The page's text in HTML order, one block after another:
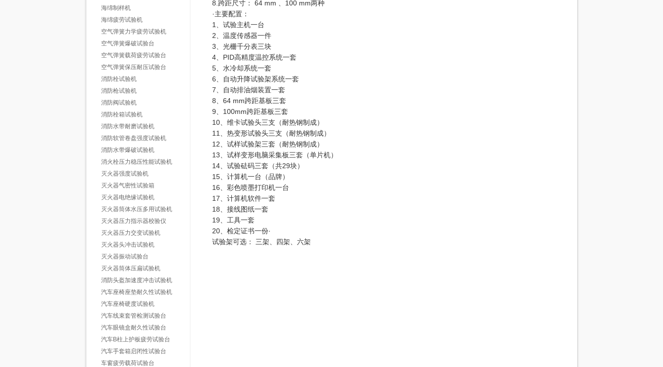
海绵制样机
海绵疲劳试验机
空气弹簧力学疲劳试验机
空气弹簧爆破试验台
空气弹簧载荷疲劳试验台
空气弹簧保压耐压试验台
消防栓试验机
消防枪试验机
消防阀试验机
消防栓箱试验机
消防水带耐磨试验机
消防软管卷盘强度试验机
消防水带爆破试验机
消火栓压力稳压性能试验机
灭火器强度试验机
灭火器气密性试验箱
灭火器电绝缘试验机
灭火器筒体水压多用试验机
灭火器压力指示器校验仪
灭火器压力交变试验机
灭火器头冲击试验机
灭火器振动试验台
灭火器筒体压扁试验机
消防头盔加速度冲击试验机
汽车座椅座垫耐久性试验机
汽车座椅硬度试验机
汽车线束套管检测试验台
汽车眼镜盒耐久性试验台
汽车B柱上护板疲劳试验台
汽车手套箱启闭性试验台
车窗疲劳载荷试验台
8.跨距尺寸： 64 mm 、100 mm两种
·主要配置：
1、试验主机一台
2、温度传感器一件
3、光栅千分表三块
4、PID高精度温控系统一套
5、水冷却系统一套
6、自动升降试验架系统一套
7、自动排油烟装置一套
8、64 mm跨距基板三套
9、100mm跨距基板三套
10、维卡试验头三支（耐热钢制成）
11、热变形试验头三支（耐热钢制成）
12、试样试验架三套（耐热钢制成）
13、试样变形电脑采集板三套（单片机）
14、试验砝码三套（共29块）
15、计算机一台（品牌）
16、彩色喷墨打印机一台
17、计算机软件一套
18、接线图纸一套
19、工具一套
20、检定证书一份·
试验架可选： 三架、四架、六架